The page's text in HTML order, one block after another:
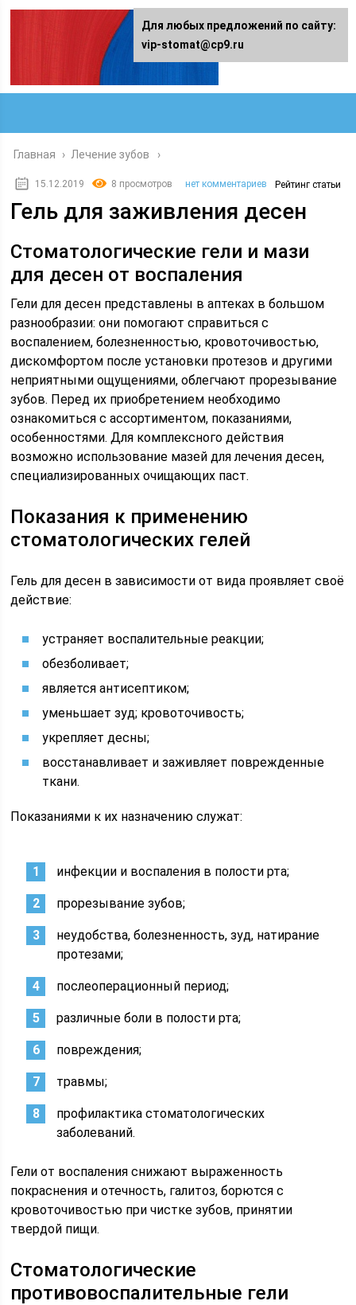
Главная › Лечение зубов
15.12.2019 8 просмотров нет комментариев Рейтинг статьи
Гель для заживления десен
Стоматологические гели и мази
для десен от воспаления
Гели для десен представлены в аптеках в большом
разнообразии: они помогают справиться с
воспалением, болезненностью, кровоточивостью,
дискомфортом после установки протезов и другими
неприятными ощущениями, облегчают прорезывание
зубов. Перед их приобретением необходимо
ознакомиться с ассортиментом, показаниями,
особенностями. Для комплексного действия
возможно использование мазей для лечения десен,
специализированных очищающих паст.
Показания к применению
стоматологических гелей
Гель для десен в зависимости от вида проявляет своё
действие:
устраняет воспалительные реакции;
обезболивает;
является антисептиком;
уменьшает зуд; кровоточивость;
укрепляет десны;
восстанавливает и заживляет поврежденные
ткани.
Показаниями к их назначению служат:
инфекции и воспаления в полости рта;
прорезывание зубов;
неудобства, болезненность, зуд, натирание
протезами;
послеоперационный период;
различные боли в полости рта;
повреждения;
травмы;
профилактика стоматологических
заболеваний.
Гели от воспаления снижают выраженность
покраснения и отечность, галитоз, борются с
кровоточивостью при чистке зубов, принятии
твердой пищи.
Стоматологические
противовоспалительные гели
Для любых предложений по сайту:
vip-stomat@cp9.ru